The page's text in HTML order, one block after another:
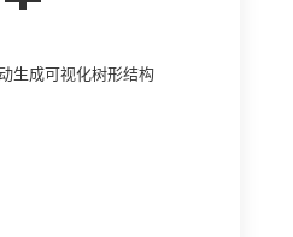
生成可视化树形结构